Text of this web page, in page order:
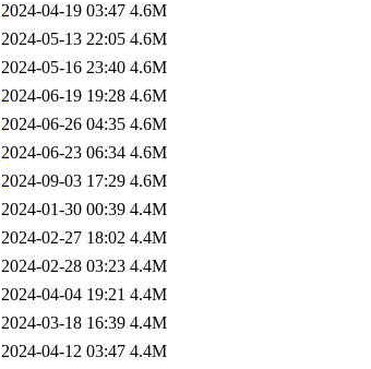
2024-04-19 03:47 4.6M
2024-05-13 22:05 4.6M
2024-05-16 23:40 4.6M
2024-06-19 19:28 4.6M
2024-06-26 04:35 4.6M
2024-06-23 06:34 4.6M
2024-09-03 17:29 4.6M
2024-01-30 00:39 4.4M
2024-02-27 18:02 4.4M
2024-02-28 03:23 4.4M
2024-04-04 19:21 4.4M
2024-03-18 16:39 4.4M
2024-04-12 03:47 4.4M